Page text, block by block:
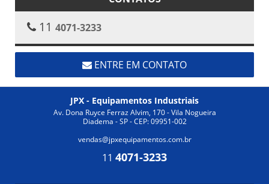
PARA SUA NECESSIDADE
COMO ESCOLHER O TANQUE CILÍNDRICO VERTICAL IDEAL PARA
COMO ESCOLHER O TANQUE VERTICAL IDEAL PARA SUA
COMO ESCOLHER O TROCADOR DE CALOR ALETADO IDEAL
PARA SUA INDÚSTRIA
COMO ESCOLHER O TROCADOR DE CALOR ALETADO IDEAL
PARA SUA NECESSIDADE
COMO ESCOLHER O TROCADOR DE CALOR ALETADO IDEAL
PARA SUA NECESSIDADE
COMO ESCOLHER O TROCADOR DE CALOR INDUSTRIAL IDEAL
11 4071-3233
ENTRE EM CONTATO
JPX - Equipamentos Industriais
Av. Dona Ruyce Ferraz Alvim, 170 - Vila Nogueira
Diadema - SP - CEP: 09951-002
vendas@jpxequipamentos.com.br
11 4071-3233